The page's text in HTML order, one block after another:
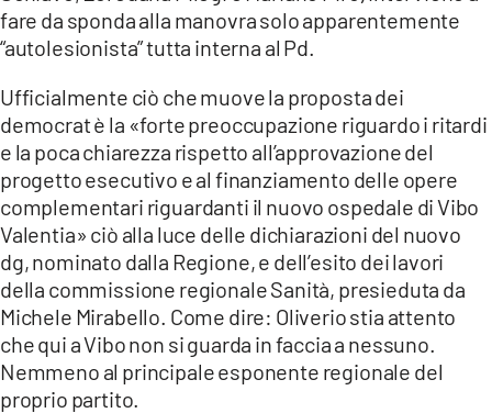
fare da sponda alla manovra solo apparentemente
“autolesionista” tutta interna al Pd.
Ufficialmente ciò che muove la proposta dei
democrat è la «forte preoccupazione riguardo i ritardi
e la poca chiarezza rispetto all’approvazione del
progetto esecutivo e al finanziamento delle opere
complementari riguardanti il nuovo ospedale di Vibo
Valentia» ciò alla luce delle dichiarazioni del nuovo
dg, nominato dalla Regione, e dell’esito dei lavori
della commissione regionale Sanità, presieduta da
Michele Mirabello. Come dire: Oliverio stia attento
che qui a Vibo non si guarda in faccia a nessuno.
Nemmeno al principale esponente regionale del
proprio partito.